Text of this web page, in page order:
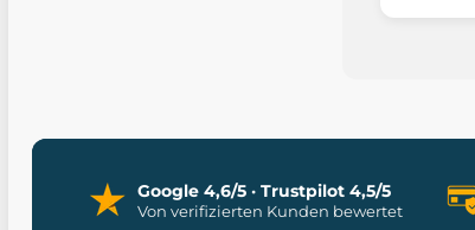
Google 4,6/5 · Trustpilot 4,5/5
Von verifizierten Kunden bewertet